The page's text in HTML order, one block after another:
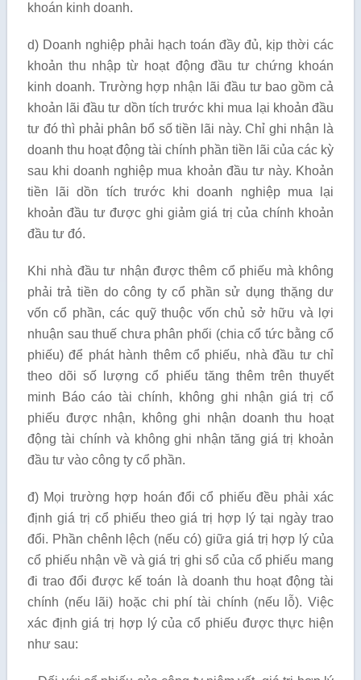
khoán kinh doanh.
d) Doanh nghiệp phải hạch toán đầy đủ, kịp thời các
khoản thu nhập từ hoạt động đầu tư chứng khoán
kinh doanh. Trường hợp nhận lãi đầu tư bao gồm cả
khoản lãi đầu tư dồn tích trước khi mua lại khoản đầu
tư đó thì phải phân bổ số tiền lãi này. Chỉ ghi nhận là
doanh thu hoạt động tài chính phần tiền lãi của các kỳ
sau khi doanh nghiệp mua khoản đầu tư này. Khoản
tiền lãi dồn tích trước khi doanh nghiệp mua lại
khoản đầu tư được ghi giảm giá trị của chính khoản
đầu tư đó.
Khi nhà đầu tư nhận được thêm cổ phiếu mà không
phải trả tiền do công ty cổ phần sử dụng thặng dư
vốn cổ phần, các quỹ thuộc vốn chủ sở hữu và lợi
nhuận sau thuế chưa phân phối (chia cổ tức bằng cổ
phiếu) để phát hành thêm cổ phiếu, nhà đầu tư chỉ
theo dõi số lượng cổ phiếu tăng thêm trên thuyết
minh Báo cáo tài chính, không ghi nhận giá trị cổ
phiếu được nhận, không ghi nhận doanh thu hoạt
động tài chính và không ghi nhận tăng giá trị khoản
đầu tư vào công ty cổ phần.
đ) Mọi trường hợp hoán đổi cổ phiếu đều phải xác
định giá trị cổ phiếu theo giá trị hợp lý tại ngày trao
đổi. Phần chênh lệch (nếu có) giữa giá trị hợp lý của
cổ phiếu nhận về và giá trị ghi sổ của cổ phiếu mang
đi trao đổi được kế toán là doanh thu hoạt động tài
chính (nếu lãi) hoặc chi phí tài chính (nếu lỗ). Việc
xác định giá trị hợp lý của cổ phiếu được thực hiện
như sau: